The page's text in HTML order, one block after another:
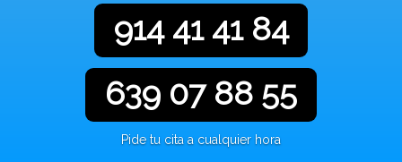
914 41 41 84
639 07 88 55
Pide tu cita a cualquier hora